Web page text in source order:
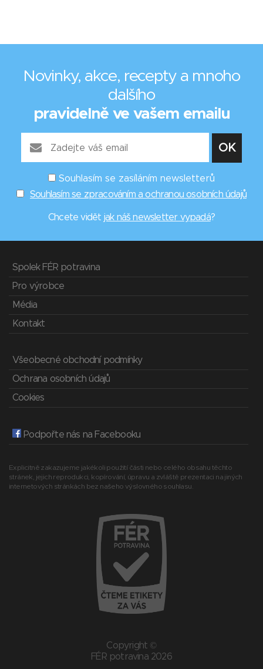
Novinky, akce, recepty a mnoho
dalšího
pravidelně ve vašem emailu
Souhlasím se zasíláním newsletterů
Souhlasím se zpracováním a ochranou osobních údajů
Chcete vidět jak náš newsletter vypadá?
Spolek FÉR potravina
Pro výrobce
Média
Kontakt
Všeobecné obchodní podmínky
Ochrana osobních údajů
Cookies
Podpořte nás na Facebooku
Explicitně zakazujeme jakékoli použití části nebo celého obsahu těchto
stránek, jejich reprodukci, kopírování, úpravu a zvláště prezentaci na jiných
internetových stránkách bez našeho výslovného souhlasu.
Copyright ©
FÉR potravina 2026